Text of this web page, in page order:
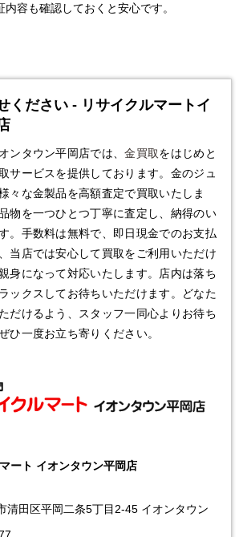
容も確認しておくと安心です。
ください - リサイクルマートイ
ンタウン平岡店では、金買取をはじめと
サービスを提供しております。金のジュ
々な金製品を高額査定で買取いたしま
物を一つひとつ丁寧に査定し、納得のい
。手数料は無料で、即日現金でのお支払
当店では安心して買取をご利用いただけ
身になって対応いたします。店内は落ち
ックスしてお待ちいただけます。どなた
だけるよう、スタッフ一同心よりお待ち
ひ一度お立ち寄りください。
ート イオンタウン平岡店
清田区平岡二条5丁目2-45 イオンタウン